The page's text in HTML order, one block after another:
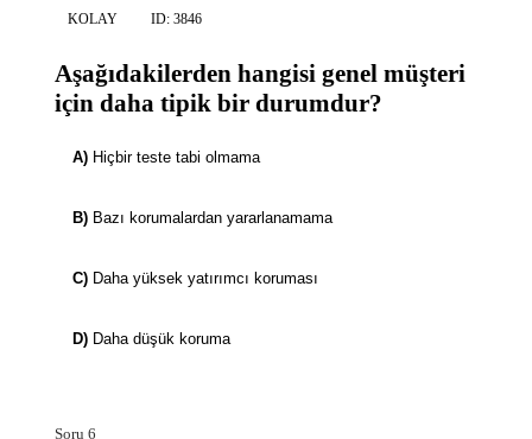
KOLAY ID: 3846
Aşağıdakilerden hangisi genel müşteri
için daha tipik bir durumdur?
A) Hiçbir teste tabi olmama
B) Bazı korumalardan yararlanamama
C) Daha yüksek yatırımcı koruması
D) Daha düşük koruma
Soru 6